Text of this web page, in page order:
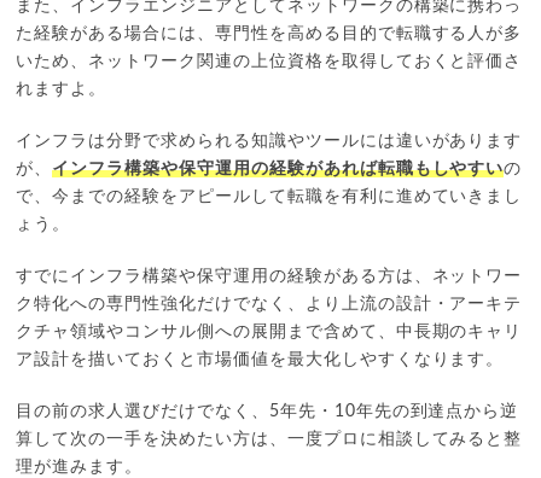
また、インフラエンジニアとしてネットワークの構築に携わっ
た経験がある場合には、専門性を高める目的で転職する人が多
いため、ネットワーク関連の上位資格を取得しておくと評価さ
れますよ。
インフラは分野で求められる知識やツールには違いがあります
が、インフラ構築や保守運用の経験があれば転職もしやすいの
で、今までの経験をアピールして転職を有利に進めていきまし
ょう。
すでにインフラ構築や保守運用の経験がある方は、ネットワー
ク特化への専門性強化だけでなく、より上流の設計・アーキテ
クチャ領域やコンサル側への展開まで含めて、中長期のキャリ
ア設計を描いておくと市場価値を最大化しやすくなります。
目の前の求人選びだけでなく、5年先・10年先の到達点から逆
算して次の一手を決めたい方は、一度プロに相談してみると整
理が進みます。